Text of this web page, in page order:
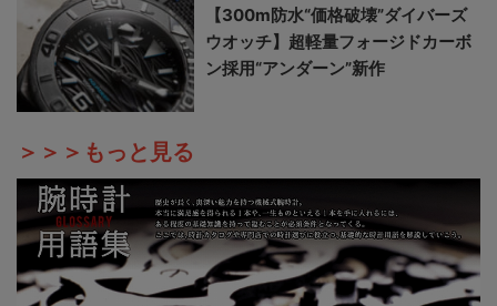
【300m防水“価格破壊”ダイバーズ
ウオッチ】超軽量フォージドカーボ
ン採用“アンダーン”新作
＞＞＞もっと見る